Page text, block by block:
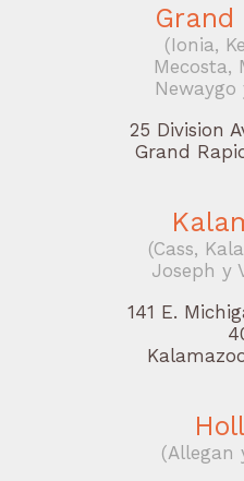
Grand
(Ionia,
Mecosta,
Newaygo
25 Division
Grand
(Cass,
Joseph y
141 E.
(Allegan